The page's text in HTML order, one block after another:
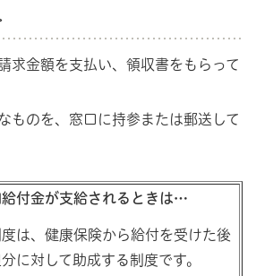
求金額を支払い、領収書をもらって
ものを、窓口に持参または郵送して
付金が支給されるときは…
は、健康保険から給付を受けた後
に対して助成する制度です。